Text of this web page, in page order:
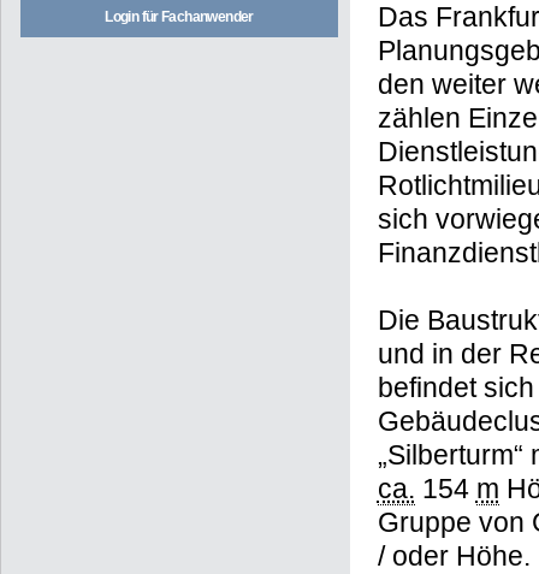
Login für Fachanwender
Das
den weiter
zählen
sich
Die
und in der
befindet
„Silberturm“
ca. 154 m
Gruppe von
/ oder Höhe.